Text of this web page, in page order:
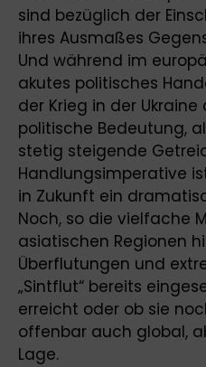
sind bezüglich der
ihres Ausmaßes
Und während im
akutes politisches
der Krieg in der
politische Bedeutung,
stetig steigende
Handlungsimperative
in Zukunft ein
Noch, so die vielfache
asiatischen Regionen
Überflutungen und
„Sintflut“ bereits
erreicht oder ob sie
offenbar auch global,
Lage.